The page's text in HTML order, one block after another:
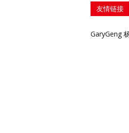
友情链接
GaryGeng